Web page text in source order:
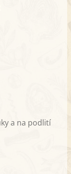
a na podlití